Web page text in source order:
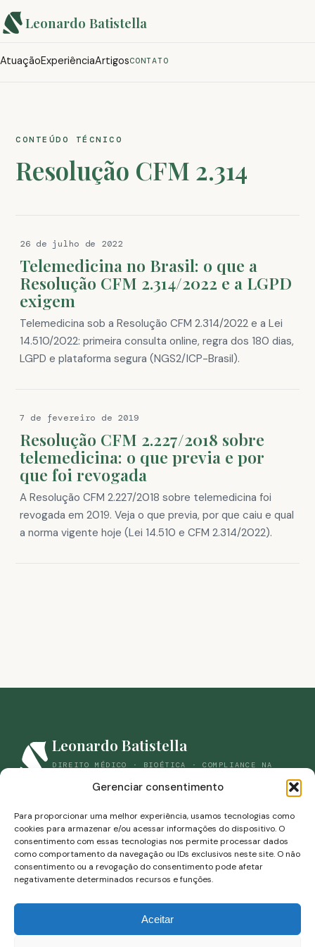
Gerenciar consentimento
Para proporcionar uma melhor experiência, usamos tecnologias como
cookies para armazenar e/ou acessar informações do dispositivo. O
consentimento com essas tecnologias nos permite processar dados
como comportamento da navegação ou IDs exclusivos neste site. O não
consentimento ou a revogação do consentimento pode afetar
negativamente determinados recursos e funções.
Aceitar
Leonardo Batistella
AtuaçãoExperiênciaArtigosCONTATO
CONTEÚDO TÉCNICO
Resolução CFM 2.314
26 de julho de 2022
Telemedicina no Brasil: o que a
Resolução CFM 2.314/2022 e a LGPD
exigem
Telemedicina sob a Resolução CFM 2.314/2022 e a Lei
14.510/2022: primeira consulta online, regra dos 180 dias,
LGPD e plataforma segura (NGS2/ICP-Brasil).
7 de fevereiro de 2019
Resolução CFM 2.227/2018 sobre
telemedicina: o que previa e por
que foi revogada
A Resolução CFM 2.227/2018 sobre telemedicina foi
revogada em 2019. Veja o que previa, por que caiu e qual
a norma vigente hoje (Lei 14.510 e CFM 2.314/2022).
Leonardo Batistella
DIREITO MÉDICO · BIOÉTICA · COMPLIANCE NA
(44) 98861-9059
savianbatistella@gmail.com
Rua Campos Sales, 453-B · Zona 07 · Maringá, Paraná
Leonardo Savian Batistella · OAB/RS 85.046